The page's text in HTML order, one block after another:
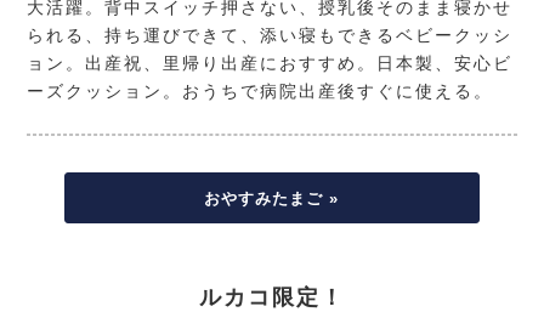
大活躍。背中スイッチ押さない、授乳後そのまま寝かせ
られる、持ち運びできて、添い寝もできるベビークッシ
ョン。出産祝、里帰り出産におすすめ。日本製、安心ビ
ーズクッション。おうちで病院出産後すぐに使える。
おやすみたまご »
ルカコ限定！